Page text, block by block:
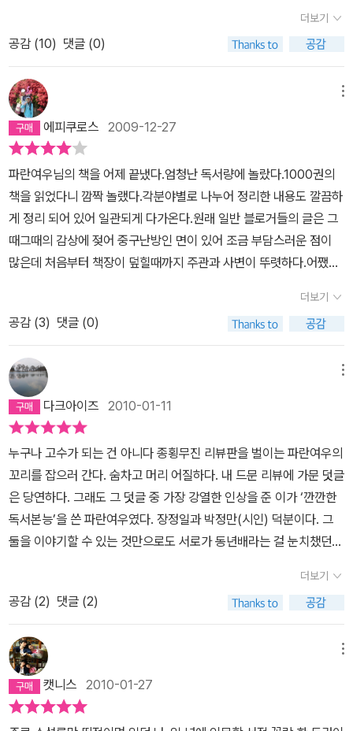
곳에서책을좋아하는 사람을 만나 소통할 수 있다는 것이것이 생각보
다 쉬운 것은 아니었다. 차라리 하늘의 별을 따는 것이 더 쉬웠으리라.
책을 읽는 다는 것 자체가 고독을 수반하는 것인데, 소통까지 막혀 있
으니 언제나 외로웠다. 그리고 외롭다는 생각을 했었지만,달리 외로
움을 면할 뽀족한방법은 없었다. 저기 커트 보네거트 식으로 말하면
그렇게 가는거지 정도. 그러던 차에결혼을 하고 애를 낳으면서 한동
안 책을 멀리했었다.애 키우기 바빠 책 자체에 관심을갖지 않다가 아
이들에게 그림책을 구입해 읽어주기 위해서 들어간 인터넷 서점에서
의외의 공간을 발견했다. 알라딘 서재라는 곳. 나에겐천국의 발견이
나 다름 없었다.그 곳엔 책에 미쳐있는 사람들이 천지였으며 그들의
책내공은 최상 고수였다. 그 때 내가 느낀 내 독서 이력의하찮음이란.
잊고 지냈던 책에 대한 자극이 일었고 그 자극은 태풍급이었다.각각
라운 것이었다. 전문비평가들도 그렇게 하지 못 했을것이라 장담한
다. 그들의 리뷰을 보고 책을 사 들이면서, 파란여우님의 비유인 고구
마 줄기처럼 캐도 캐도 책 줄기는 끊임 없이 나왔으며 그 줄기는 영원
히 다 캐내지 못 할 것이다,라고 생각한 적도 있다.실제 나는 책을 좋
아해서(나와 만나이야기해보면거의 90%는 책이야기일정도로)책리
뷰를 예스든 알라딘이든 상관없이 거의 다 섭렵했는데, 리뷰어 각자
의 개성적이고 매혹적인 글들이 많았으면 특히나 내가 좋아하는 리뷰
는 단순히 줄거리만을 써 놓은 리뷰(줄거리 들어간 리뷰 진짜 싫다!)
가 아닌 자신의 생각이 논리정연하게 (아니 엉뚱하더라도) 들어간 리
뷰를 좋아한다.그러면에서 파란 여우님의 리뷰는복잡다단하다. 그녀
의 책읽기는단순한 책읽기의 기록이 아닌 좀 더 깊이 뿌린 내린 고구
마 줄기를끌어올리며 잡다한 뿌리는 쳐 버리는,책의 핵심과 자신의
사유가 어우러진 그런 리뷰이기 때문이다.수 년간 그녀의 리뷰를 접
하면서 그녀의 리뷰 대상책들이 점차 소설에서 인문사회과학으로(그
우님 덕에 마르케스가 한동안 인기 있었던 것을 상기해보라!) 나아가
는 것을, 그녀의 독서 이력이 점차 그라데이션처럼진해지는 현상을
목격할 수 있었다. 다만 이 책에서 그녀 자신의 사유의 흔적이 연대기
순이 아닌 한국소설, 외국소설, 인문사회과학이다 보니 블로그에서
보여준 그녀의 사유의 연대기가 어떻게 하루 하루 다르게통찰력을 획
문학 책에서 나온다면 재미는 문학에서 나오겠지요.저의 독서의 약점
인 문학을 보충하려는 생각이 새록새록 듭니다. - 5년만 독서하면 된
(알라딘 서평단 도서이지만 구입도 했습니다.)cf 개인적인 의견으로
<깐깐한 독서 본능>의 목차를 확인하고 원래 책을 읽은 다음, 자신의
서평을 쓰고, 이 책의 서평과 비교하는 것이 어떨까?
고 만만하게 보면 큰 코 다친다. 포스트잇 하나 붙일만한 곳을 찾지 못
하는 왠만한 책 한 권 보다 훨씬 더 많은 지식과 생각을 얻을 수 있는
책이다.책 읽는 것을 좋아하는 사람은 이런 책 관련 책을 찾아보는 것
을 즐길 것이다.그런 책들 중에서 단연 으뜸이라고 자부한다.나를 포
함하여 책을 읽고 기록에 남기고 싶은데 어떻게 해야할지 모르는사람
들을 위해 이 책을 추천하고 싶다.저자의 독서기를 보면서 나의 편협
한 독서를 반성했다. 읽기 쉬운 것만 읽고- 매번 읽는 분야만 찾아 읽
는 독서, 특히 환경-생태, 문화-예술 분야의 책은 잘 읽지 않았던 나에
게 쌀과, 우리 농업과 환경에 대한 관심을 불러 일으켰다. 내게 이와
같은 분야에 대해 진지한 고민과 성찰이 필요함을 느꼈다.133쪽에서
138쪽까지 <파란여우의 책을 내 것으로 만드는 서평 쓰기>라는 제
목으로 서평 쓰는 법에 대해 나와 있다. 어떻게 하면 서평을 잘 쓸 수
있을까를 고민하는 사람들은 읽어보길 바란다. 서평공책의 경우에는
나도 시도한 적은 있었는데 책을 읽으면서 드는 생각들을 정리하고
아서 어느 순간 부터 포스트잇 붙이는 것으로 바꾸었었다. 오늘부터
다시 서평노트를 쓸 생각이다. 이 책에서 나온지난 번에 사다 놓은 다
산선생 지식경영법을 다음 순서로 읽고 서평 노트를 써야겠다. 이덕
일이 지은 유성룡도 사다 놓고 아직 읽지 않았는데, 징비록을 구매해
함께 읽어보고 싶다. 이렇게 책에서 책으로 꼬리를 무는 독서가 시작
되나보다.^^책은 사회현상을 보는 '눈'을 길러준다. 저자가 쓴 서평에
서도 다양한 관점에서 비판적으로 사고하려 애쓴 흔적이 보인다. 책
을 통해 얻은 다양한 지식과 경험이 또 다른 책을 읽는데 중요한 길잡
이가 되고, 이러한 독서가 반복되면서사회를 총체적으로 바라보는 눈
한 시각에서 벗어나 다양하고 종합적인 사고를 할 수 있고, 무비판적
으로 사회를 수용하는 것이 아니라 생산적인 비판적 사고력을 가진
사람이 되고 싶다.여자들은 다만 책이 좋아서 읽고 좀더 나은 세상을
희망하며 읽는 것뿐이다.(411쪽) 나도 책이 좋아서 읽고, 그로 인해
성숙해진 내가 좀더 나은 세상이 되는데 보탬이 될 수 있는 사람이 되
고 싶다.'문화, 그것은 우리가 살아가는 보람, 특히 지금 이 땅에 사는
이유, 그리고 우리가 우리인 까닭, 바로 정체성의 문제입니다. 한 나라
더보기
공감 (10) 댓글 (0)
에피쿠로스 2009-12-27
파란여우님의 책을 어제 끝냈다.엄청난 독서량에 놀랐다.1000권의
책을 읽었다니 깜짝 놀랬다.각분야별로 나누어 정리한 내용도 깔끔하
게 정리 되어 있어 일관되게 다가온다.원래 일반 블로거들의 글은 그
때그때의 감상에 젖어 중구난방인 면이 있어 조금 부담스러운 점이
많은데 처음부터 책장이 덮힐때까지 주관과 사변이 뚜렷하다.어쨌든
더보기
공감 (3) 댓글 (0)
다크아이즈 2010-01-11
누구나 고수가 되는 건 아니다 종횡무진 리뷰판을 벌이는 파란여우의
꼬리를 잡으러 간다. 숨차고 머리 어질하다. 내 드문 리뷰에 가문 덧글
은 당연하다. 그래도 그 덧글 중 가장 강열한 인상을 준 이가 ‘깐깐한
독서본능’을 쓴 파란여우였다. 장정일과 박정만(시인) 덕분이다. 그
둘을 이야기할 수 있는 것만으로도 서로가 동년배라는 걸 눈치챘던
닐까, 하는 의구심을 물어온 적도 있다. 칠십 년대에 초등학교(국민학
교란 말이다!)와 중학교를 다녔고, 팔십 년대에 고등학교와 대학을 누
빈 자의 우연한 공통분모가 그런 착각을 불러 온 것이리라. 같은 시간
을 건너온 자의 먼지 한 톨 같은 공유의식이 실제론 멀지만 가상공간
에선 가까운 친구로 만들어주기도 한다.내가 서재를 방치하는 동안
그녀가 책을 냈고, 다시 몇 글자씩 끼적이게 됐을 때 이 책이 베스트셀
러에 등극하고 있음을 현장 목도하고 있다. 스테디셀러가 되기를 조
더보기
공감 (2) 댓글 (2)
캣니스 2010-01-27